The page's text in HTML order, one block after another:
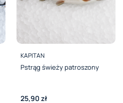
PRODUCENT
KAPITAN
Pstrąg świeży patroszony
Cena
25,90 zł